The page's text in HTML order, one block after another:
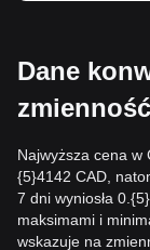
Dane
Najwyższa cena w
{5}4142 CAD,
7 dni wyniosła
maksimami i
wskazuje na